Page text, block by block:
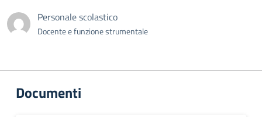
Personale scolastico
Docente e funzione strumentale
Documenti